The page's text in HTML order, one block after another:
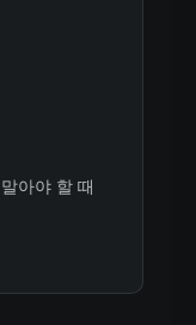
아야 할 때